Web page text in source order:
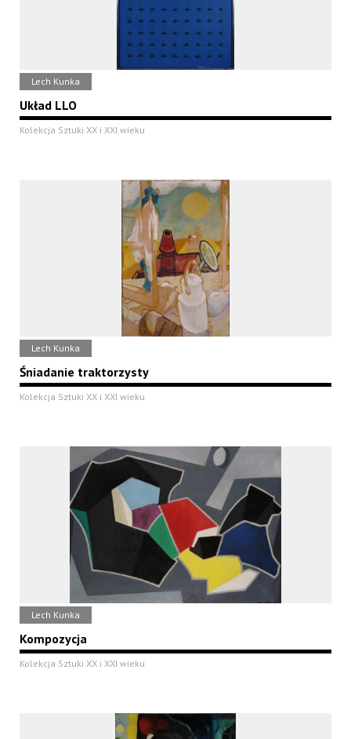
Lech Kunka
Układ LLO
Kolekcja Sztuki XX i XXI wieku
Lech Kunka
Śniadanie traktorzysty
Kolekcja Sztuki XX i XXI wieku
Lech Kunka
Kompozycja
Kolekcja Sztuki XX i XXI wieku